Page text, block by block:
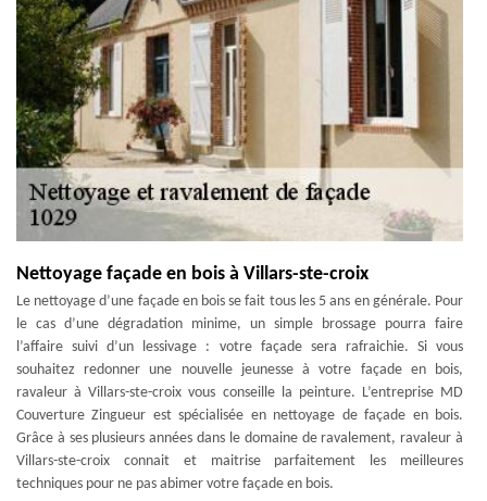
Nettoyage façade en bois à Villars-ste-croix
Le nettoyage d’une façade en bois se fait tous les 5 ans en générale. Pour
le cas d’une dégradation minime, un simple brossage pourra faire
l’affaire suivi d’un lessivage : votre façade sera rafraichie. Si vous
souhaitez redonner une nouvelle jeunesse à votre façade en bois,
ravaleur à Villars-ste-croix vous conseille la peinture. L’entreprise MD
Couverture Zingueur est spécialisée en nettoyage de façade en bois.
Grâce à ses plusieurs années dans le domaine de ravalement, ravaleur à
Villars-ste-croix connait et maitrise parfaitement les meilleures
techniques pour ne pas abimer votre façade en bois.